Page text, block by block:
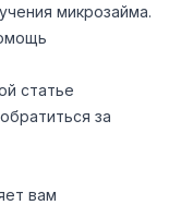
микрозайма.
статье
за
вам